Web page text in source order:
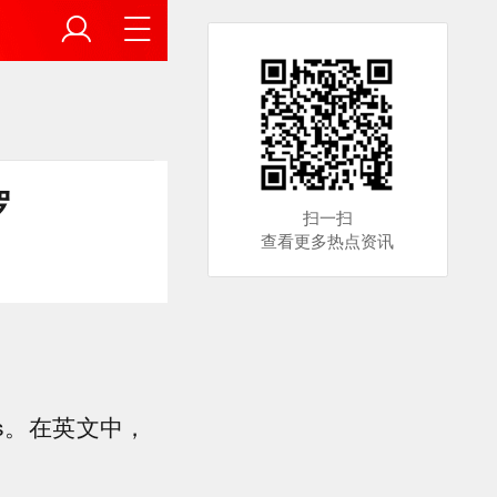
在英文中，
扫一扫
查看更多热点资讯